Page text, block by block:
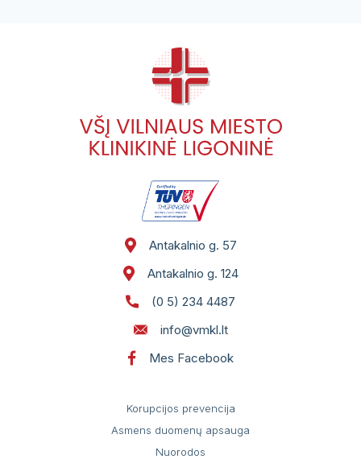
Antakalnio g. 57
Antakalnio g. 124
(0 5) 234 4487
info@vmkl.lt
Mes Facebook
Korupcijos prevencija
Asmens duomenų apsauga
Nuorodos